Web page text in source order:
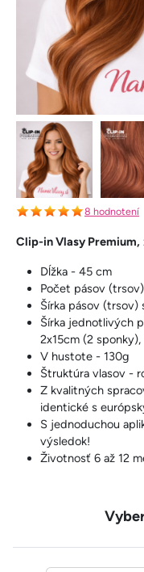
8 hodnotení
Clip-in Vlasy Premium,
Dĺžka - 45 cm
Počet pásov
Šírka pásov (trsov)
Šírka jednotlivých
2x15cm (2
V hustote - 130g
Štruktúra vlasov -
Z kvalitných
identické s
S jednoduchou
výsledok!
Životnosť 6 až 12